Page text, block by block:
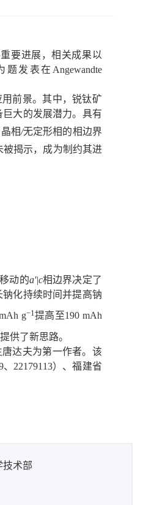
要进展，相关成果以
题 发表在 Angewandte
前景。其中，锐钛矿
大的发展潜力。具有
相/无定形相的相边界
被揭示，成为制约其进
移动的a'|c相边界决定了
化持续时间并提高钠
g−1 提高至190 mAh
供了新思路。
达夫为第一作者。该
22179113）、福建省
技术部